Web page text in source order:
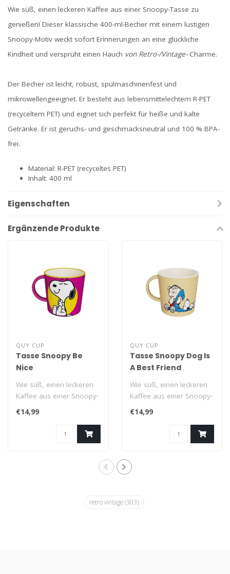
Wie süß, einen leckeren Kaffee aus einer Snoopy-Tasse zu
genießen! Dieser klassische 400-ml-Becher mit einem lustigen
Snoopy-Motiv weckt sofort Erinnerungen an eine glückliche
Kindheit und versprüht einen Hauch von Retro-/Vintage-Charme.
Der Becher ist leicht, robust, spülmaschinenfest und
mikrowellengeeignet. Er besteht aus lebensmittelechtem R-PET
(recyceltem PET) und eignet sich perfekt für heiße und kalte
Getränke. Er ist geruchs- und geschmacksneutral und 100 % BPA-
frei.
Material: R-PET (recyceltes PET)
Inhalt: 400 ml
Eigenschaften
Ergänzende Produkte
QUY CUP
Tasse Snoopy Be
Nice
Wie süß, einen leckeren
Kaffee aus einer Snoopy-
Tasse zu genießen!
Dieser kla..
€14,99
QUY CUP
Tasse Snoopy Dog Is
A Best Friend
Wie süß, einen leckeren
Kaffee aus einer Snoopy-
Tasse zu genießen!
Dieser kla..
€14,99
retro vintage(303)